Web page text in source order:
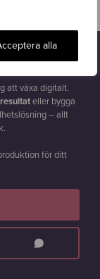
alla
att växa digitalt.
eller bygga
– allt
för ditt